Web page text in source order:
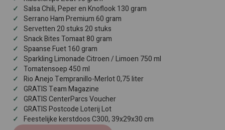
Salsa Chili, Peper en Knoflook 130 gram
Serrano Ham Premium 60 gram
Servetten 20 stuks 20 stuks
Snack Bites Tomaat 80 gram
Spaanse Fuet 160 gram
Sparkling Limonade Citroen / Limoen 750 ml
Tomatensoep 450 ml
Rio Anejo Tempranillo-Merlot 0,75 liter
GRATIS Team Magazine
GRATIS CenterParcs Voucher
GRATIS Postcode Loterij Lot
Feestelijke kerstdoos C300, 39x29x30 cm